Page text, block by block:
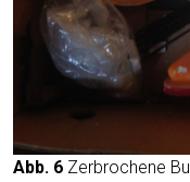
Abb. 6 Zer­bro­che­ne